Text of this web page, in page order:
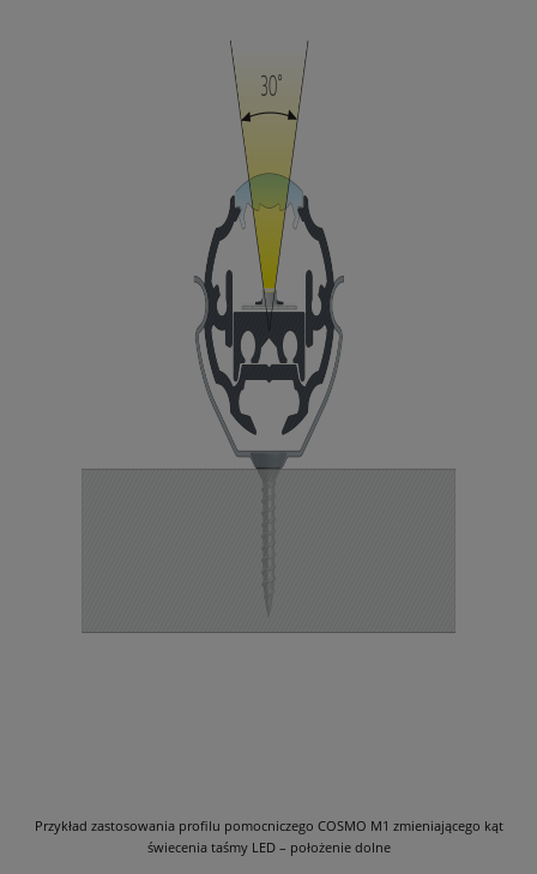
Przykład zastosowania profilu pomocniczego COSMO M1 zmieniającego kąt
świecenia taśmy LED – położenie dolne